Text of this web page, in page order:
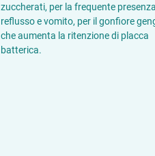
zuccherati, per la frequente
reflusso e vomito, per il gonfiore
che aumenta la ritenzione di placca
batterica.